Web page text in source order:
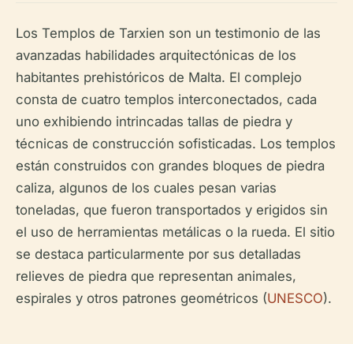
Los Templos de Tarxien son un testimonio de las
avanzadas habilidades arquitectónicas de los
habitantes prehistóricos de Malta. El complejo
consta de cuatro templos interconectados, cada
uno exhibiendo intrincadas tallas de piedra y
técnicas de construcción sofisticadas. Los templos
están construidos con grandes bloques de piedra
caliza, algunos de los cuales pesan varias
toneladas, que fueron transportados y erigidos sin
el uso de herramientas metálicas o la rueda. El sitio
se destaca particularmente por sus detalladas
relieves de piedra que representan animales,
espirales y otros patrones geométricos (UNESCO).